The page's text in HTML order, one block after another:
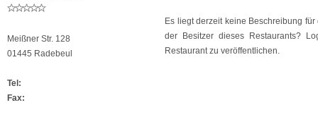
Meißner Str. 128
01445 Radebeul
Tel:
Fax:
Es liegt derzeit keine Beschreibung
der Besitzer dieses Restaurants?
Restaurant zu veröffentlichen.